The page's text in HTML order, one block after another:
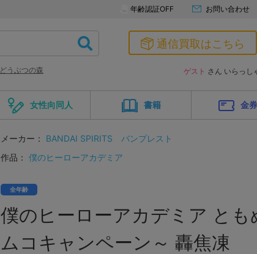
年齢認証OFF お問い合わせ
どうぶつの森
通信買取はこちら
ゲスト さん いらっし
女性向同人 書籍 金
メーカー： BANDAI SPIRITS
バンプレスト
作品： 僕のヒーローアカデミア
全年齢
僕のヒーローアカデミア とも
ムコキャンペーン～ 轟焦凍